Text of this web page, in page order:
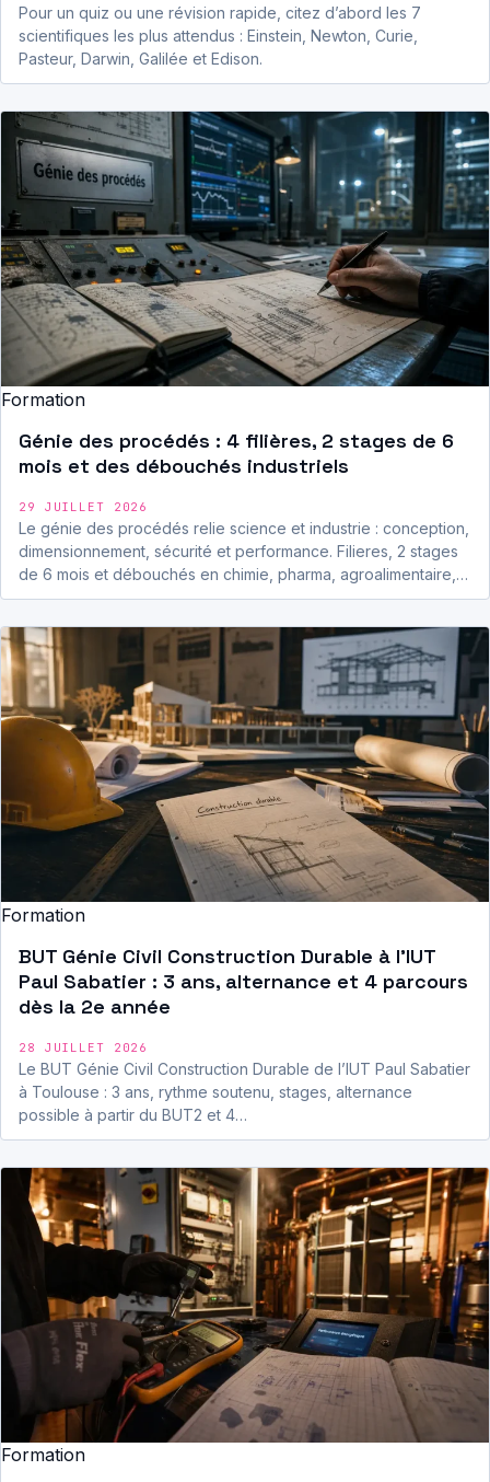
Pour un quiz ou une révision rapide, citez d’abord les 7
scientifiques les plus attendus : Einstein, Newton, Curie,
Pasteur, Darwin, Galilée et Edison.
Formation
Génie des procédés : 4 filières, 2 stages de 6
mois et des débouchés industriels
29 JUILLET 2026
Le génie des procédés relie science et industrie : conception,
dimensionnement, sécurité et performance. Filieres, 2 stages
de 6 mois et débouchés en chimie, pharma, agroalimentaire,…
Formation
BUT Génie Civil Construction Durable à l’IUT
Paul Sabatier : 3 ans, alternance et 4 parcours
dès la 2e année
28 JUILLET 2026
Le BUT Génie Civil Construction Durable de l’IUT Paul Sabatier
à Toulouse : 3 ans, rythme soutenu, stages, alternance
possible à partir du BUT2 et 4…
Formation